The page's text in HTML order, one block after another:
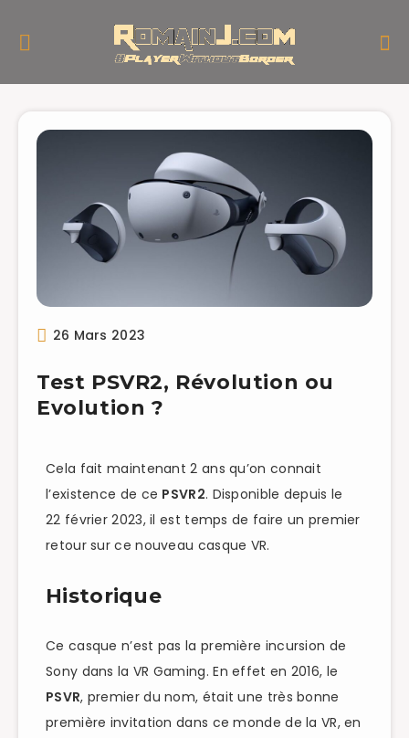
26 Mars 2023
Test PSVR2, Révolution ou
Evolution ?
Cela fait maintenant 2 ans qu’on connait
l’existence de ce PSVR2. Disponible depuis le
22 février 2023, il est temps de faire un premier
retour sur ce nouveau casque VR.
Historique
Ce casque n’est pas la première incursion de
Sony dans la VR Gaming. En effet en 2016, le
PSVR, premier du nom, était une très bonne
première invitation dans ce monde de la VR, en